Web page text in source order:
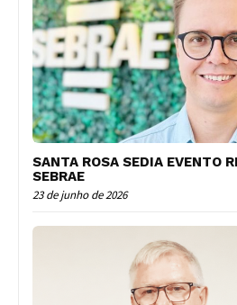
SANTA ROSA SEDIA EVENTO
SEBRAE
23 de junho de 2026